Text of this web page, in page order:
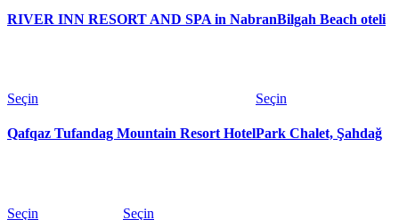
RIVER INN RESORT AND SPA in NabranBilgah Beach oteli
Seçin
Qafqaz Tufandag Mountain Resort Hotel
Seçin
Park Chalet, Şahdağ
Seçin Seçin